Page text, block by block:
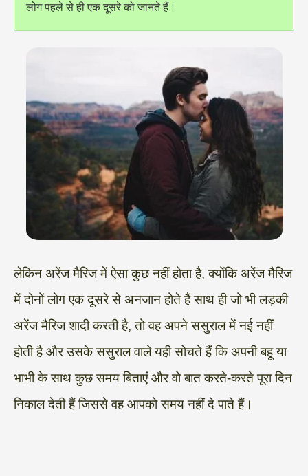
लोग पहले से ही एक दूसरे को जानते हैं।
लेकिन अरेंज मैरिज में ऐसा कुछ नहीं होता है, क्योंकि अरेंज मैरिज
में दोनों लोग एक दूसरे से अनजान होते हैं साथ ही जो भी लड़की
अरेंज मैरिज शादी करती है, तो वह अपने ससुराल में नई नहीं
होती है और उसके ससुराल वाले यही सोचते हैं कि अपनी बहू या
भाभी के साथ कुछ समय बिताएं और वो बात करते-करते पूरा दिन
निकाल देती हैं जिससे वह आपको समय नहीं दे पाते हैं।